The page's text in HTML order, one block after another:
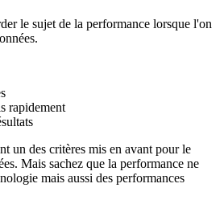
le sujet de la performance lorsque l'on
rapidement
un des critères mis en avant pour le
Mais sachez que la performance ne
mais aussi des performances